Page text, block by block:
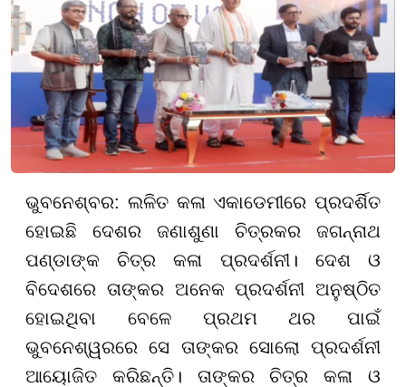
ଭୁବନେଶ୍ବର: ଲଳିତ କଳା ଏକାଡେମୀରେ ପ୍ରଦର୍ଶିତ
ହୋଇଛି ଦେଶର ଜଣାଶୁଣା ଚିତ୍ରକର ଜଗନ୍ନାଥ
ପଣ୍ଡାଙ୍କ ଚିତ୍ର କଳା ପ୍ରଦର୍ଶନୀ। ଦେଶ ଓ
ବିଦେଶରେ ତାଙ୍କର ଅନେକ ପ୍ରଦର୍ଶନୀ ଅନୁଷ୍ଠିତ
ହୋଇଥିବା ବେଳେ ପ୍ରଥମ ଥର ପାଇଁ
ଭୁବନେଶ୍ୱରରେ ସେ ତାଙ୍କର ସୋଲୋ ପ୍ରଦର୍ଶନୀ
ଆୟୋଜିତ କରିଛନ୍ତି। ତାଙ୍କର ଚିତ୍ର କଳା ଓ